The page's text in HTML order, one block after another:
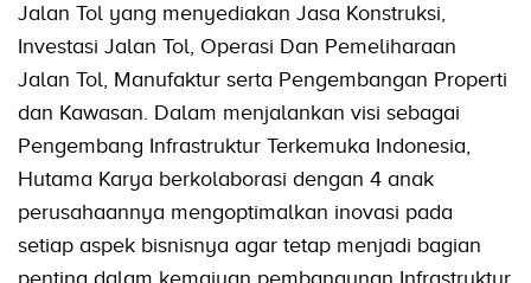
Jalan Tol yang menyediakan Jasa Konstruksi,
Investasi Jalan Tol, Operasi Dan Pemeliharaan
Jalan Tol, Manufaktur serta Pengembangan Properti
dan Kawasan. Dalam menjalankan visi sebagai
Pengembang Infrastruktur Terkemuka Indonesia,
Hutama Karya berkolaborasi dengan 4 anak
perusahaannya mengoptimalkan inovasi pada
setiap aspek bisnisnya agar tetap menjadi bagian